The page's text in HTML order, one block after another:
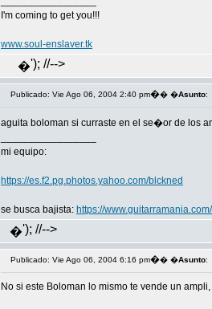
I'm coming to get you!!!
www.soul-enslaver.tk
�'); //-->
Publicado: Vie Ago 06, 2004 2:40 pm�� �Asunto:
aguita boloman si curraste en el se�or de los
mi equipo:
https://es.f2.pg.photos.yahoo.com/blckned
se busca bajista: https://
�'); //-->
Publicado: Vie Ago 06, 2004 6:16 pm�� �Asunto:
No si este Boloman lo mismo te vende un